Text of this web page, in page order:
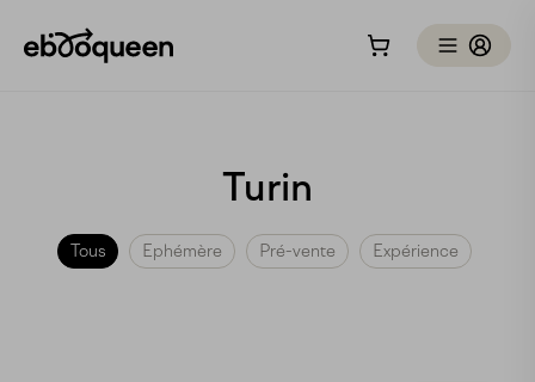
Turin
Tous Ephémère Pré-vente Expérience